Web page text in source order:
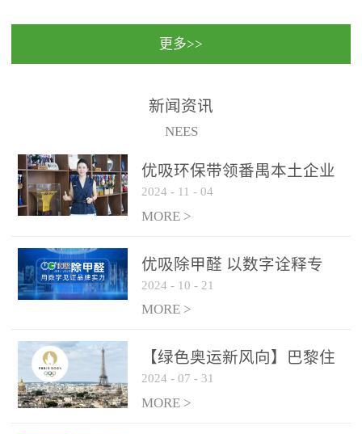
民法院室内除甲醛空气治
保施工日期：2020年1月珠
国家通过设在对外开放口
（及各出入境边防检查
更多>>
新闻资讯
NEES
优吸环保带领番禺本​土企业
勇敢破局向“新”
2024 - 11 - 04
MORE >
优吸除甲醛 以数字诠释专
业，尽显除醛品牌实力！
2024 - 10 - 21
MORE >
【绿色奥运新风向】巴黎住
宿风波：优吸环保共建健康
绿色家居
2024 - 07 - 31
MORE >